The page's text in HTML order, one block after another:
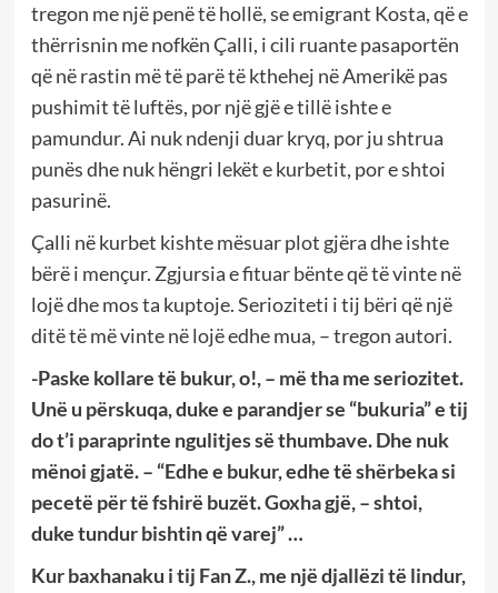
tregon me një penë të hollë, se emigrant Kosta, që e
thërrisnin me nofkën Çalli, i cili ruante pasaportën
që në rastin më të parë të kthehej në Amerikë pas
pushimit të luftës, por një gjë e tillë ishte e
pamundur. Ai nuk ndenji duar kryq, por ju shtrua
punës dhe nuk hëngri lekët e kurbetit, por e shtoi
pasurinë.
Çalli në kurbet kishte mësuar plot gjëra dhe ishte
bërë i mençur. Zgjursia e fituar bënte që të vinte në
lojë dhe mos ta kuptoje. Serioziteti i tij bëri që një
ditë të më vinte në lojë edhe mua, – tregon autori.
-Paske kollare të bukur, o!, – më tha me seriozitet.
Unë u përskuqa, duke e parandjer se “bukuria” e tij
do t’i paraprinte ngulitjes së thumbave. Dhe nuk
mënoi gjatë. – “Edhe e bukur, edhe të shërbeka si
pecetë për të fshirë buzët. Goxha gjë, – shtoi,
duke tundur bishtin që varej” …
Kur baxhanaku i tij Fan Z., me një djallëzi të lindur,